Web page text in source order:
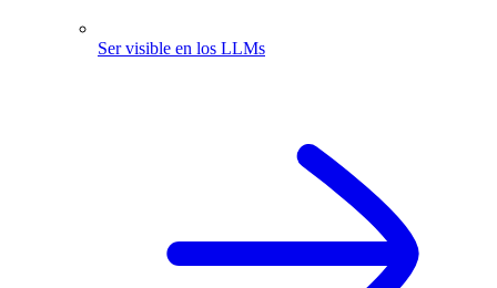
Ser visible en los LLMs